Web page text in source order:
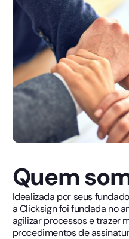
Quem
Idealizada por seus
a Clicksign foi fundada no
agilizar processos e trazer
procedimentos de